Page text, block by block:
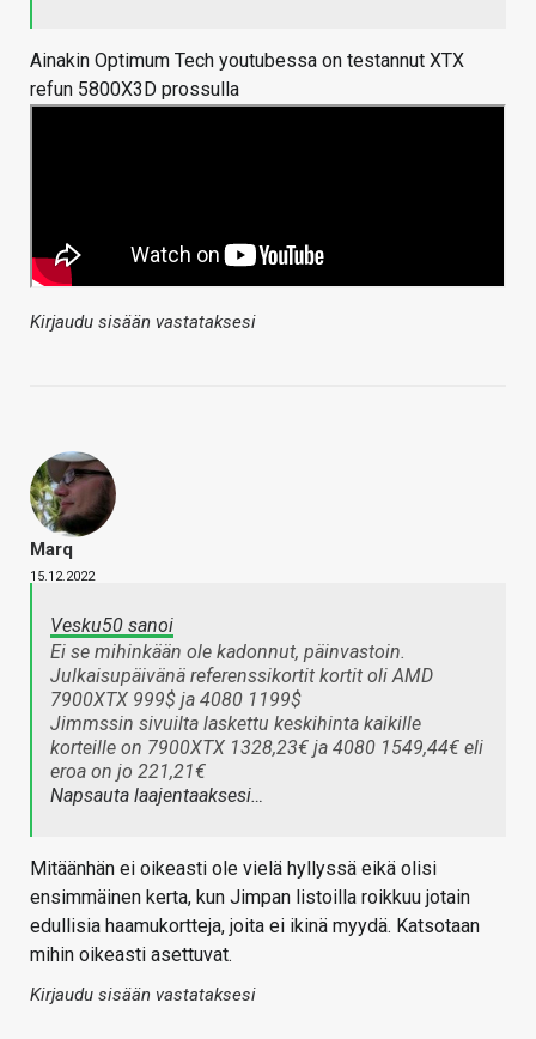
Ainakin Optimum Tech youtubessa on testannut XTX
refun 5800X3D prossulla
Kirjaudu sisään vastataksesi
Marq
15.12.2022
Vesku50 sanoi
Ei se mihinkään ole kadonnut, päinvastoin.
Julkaisupäivänä referenssikortit kortit oli AMD
7900XTX 999$ ja 4080 1199$
Jimmssin sivuilta laskettu keskihinta kaikille
korteille on 7900XTX 1328,23€ ja 4080 1549,44€ eli
eroa on jo 221,21€
Napsauta laajentaaksesi…
Mitäänhän ei oikeasti ole vielä hyllyssä eikä olisi
ensimmäinen kerta, kun Jimpan listoilla roikkuu jotain
edullisia haamukortteja, joita ei ikinä myydä. Katsotaan
mihin oikeasti asettuvat.
Kirjaudu sisään vastataksesi